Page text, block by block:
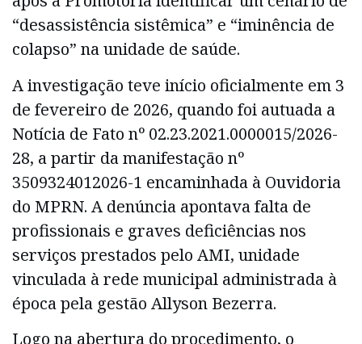
“desassistência sistêmica” e “iminência de
colapso” na unidade de saúde.
A investigação teve início oficialmente em 3
de fevereiro de 2026, quando foi autuada a
Notícia de Fato nº 02.23.2021.0000015/2026-
28, a partir da manifestação nº
3509324012026-1 encaminhada à Ouvidoria
do MPRN. A denúncia apontava falta de
profissionais e graves deficiências nos
serviços prestados pelo AMI, unidade
vinculada à rede municipal administrada à
época pela gestão Allyson Bezerra.
Logo na abertura do procedimento, o